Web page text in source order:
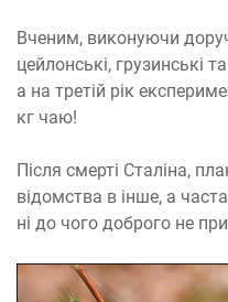
Вченим, виконуючи
цейлонські, грузинські
а на третій рік
кг чаю!
Після смерті Сталіна,
відомства в інше, а
ні до чого доброго не